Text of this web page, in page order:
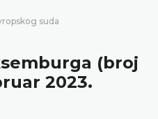
suda
(broj
2023.